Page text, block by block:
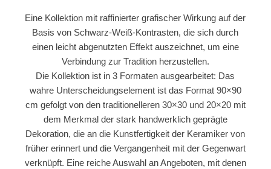
Eine Kollektion mit raffinierter grafischer Wirkung auf der
Basis von Schwarz-Weiß-Kontrasten, die sich durch
einen leicht abgenutzten Effekt auszeichnet, um eine
Verbindung zur Tradition herzustellen.
Die Kollektion ist in 3 Formaten ausgearbeitet: Das
wahre Unterscheidungselement ist das Format 90×90
cm gefolgt von den traditionelleren 30×30 und 20×20 mit
dem Merkmal der stark handwerklich geprägte
Dekoration, die an die Kunstfertigkeit der Keramiker von
früher erinnert und die Vergangenheit mit der Gegenwart
verknüpft. Eine reiche Auswahl an Angeboten, mit denen